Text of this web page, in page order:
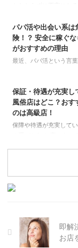
にあるシステムでもある
っかりと理解すれば自分
お店を探すのにとても役
違ったりどうしても譲
ではそういったことが起
お店をチェックできるの
も大事なことなんです！
店において確認すること
べき点もあるので覚え
パパ活や出会い系は
険！？ 安全に稼ぐ
がおすすめの理由
最近、パパ活という言
る“パパ”を探している女
ています。 「1回会えば
簡単にもらえる！」「定
う人との関係だけで、月
は稼げる！」「高級ブラ
こういった話しだけを
パ活や出会い系なら稼
危険と隣り合わせ。 お
SNSなどを使った個人的
保証・待遇が充実し
風俗店はどこ？おす
のは高級店！
保障や待遇が充実して
か？ 「日給を保証して
店がいい！」 「親や友
にバレない対策はしてほ
策に、力を入れてるとこ
こういった希望のある
と思います。 これから
ていくことになるお店…
即解
お店